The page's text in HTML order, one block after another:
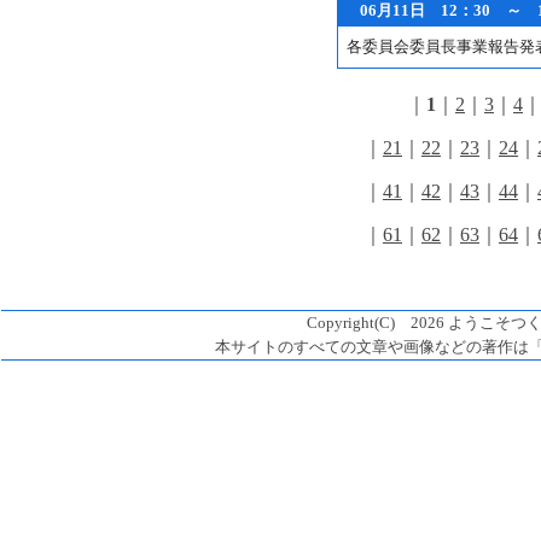
06月11日 12：30
各委員会委員長事業報告発
1 2 3 4
21 22 23 24
41 42 43 44
61 62 63 64
Copyright(C) 2026 ようこそつ
本サイトのすべての文章や画像などの著作は